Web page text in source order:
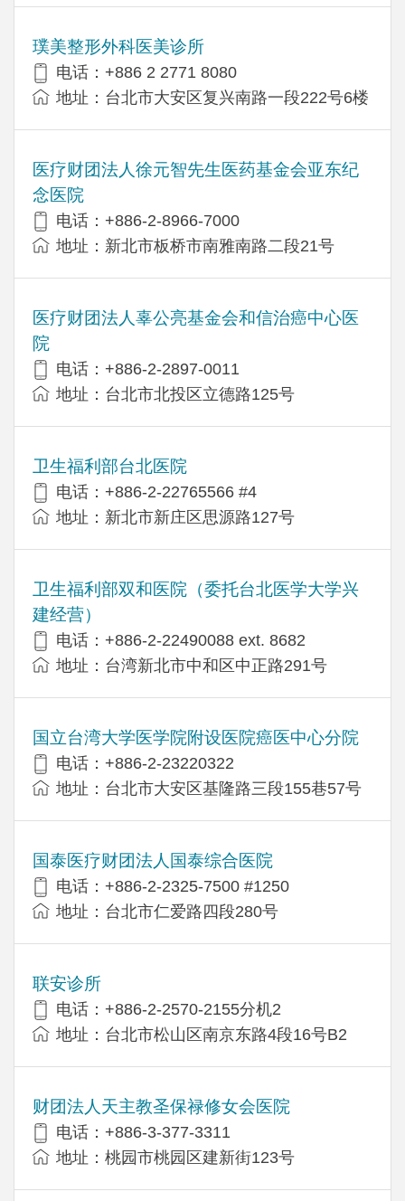
璞美整形外科医美诊所
电话：+886 2 2771 8080
地址：台北市大安区复兴南路一段222号6楼
医疗财团法人徐元智先生医药基金会亚东纪
念医院
电话：+886-2-8966-7000
地址：新北市板桥市南雅南路二段21号
医疗财团法人辜公亮基金会和信治癌中心医
院
电话：+886-2-2897-0011
地址：台北市北投区立德路125号
卫生福利部台北医院
电话：+886-2-22765566 #4
地址：新北市新庄区思源路127号
卫生福利部双和医院（委托台北医学大学兴
建经营）
电话：+​886-2-22490088 ext. 8682
地址：台湾新北市中和区中正路291号
国立台湾大学医学院附设医院癌医中心分院
电话：+886-2-23220322
地址：台北市大安区基隆路三段155巷57号
国泰医疗财团法人国泰综合医院
电话：+886-2-2325-7500 #1250
地址：台北市仁爱路四段280号
联安诊所
电话：+886-2-2570-2155分机2
地址：台北市松山区南京东路4段16号B​​2
财团法人天主教圣保禄修女会医院
电话：+886-3-377-3311
地址：桃园市桃园区建新街123号